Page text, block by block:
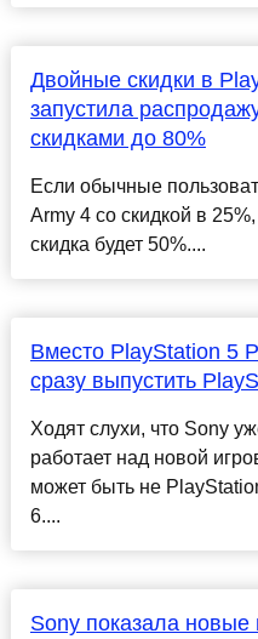
Двойные скидки в
запустила
скидками до 80%
Если обычные
Army 4 со скидкой в
скидка будет 50%....
Вместо PlayStation 5
сразу выпустить
Ходят слухи, что Sony
работает над новой
может быть не
6....
Sony показала новые